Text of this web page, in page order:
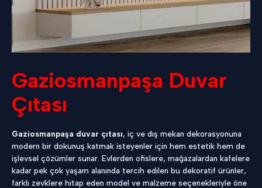
Gaziosmanpaşa Duvar
Çıtası
Gaziosmanpaşa duvar çıtası, iç ve dış mekan dekorasyonuna
modern bir dokunuş katmak isteyenler için hem estetik hem de
işlevsel çözümler sunar. Evlerden ofislere, mağazalardan kafelere
kadar pek çok yaşam alanında tercih edilen bu dekoratif ürünler,
farklı zevklere hitap eden model ve malzeme seçenekleriyle öne